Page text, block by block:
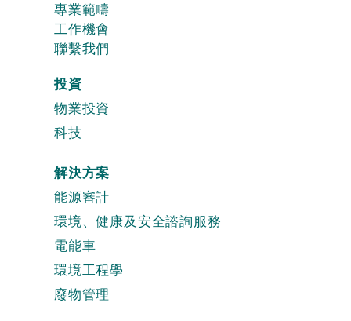
投資
物業投資
科技
解決方案
能源審計
環境、健康及安全諮詢服務
電能車
環境工程學
廢物管理
專業範疇
工作機會
聯繫我們